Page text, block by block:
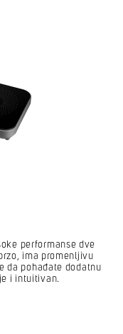
performanse dve
ima promenljivu
da pohađate dodatnu
i intuitivan.